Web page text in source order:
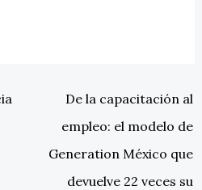
De la capacitación al
empleo: el modelo de
Generation México que
devuelve 22 veces su